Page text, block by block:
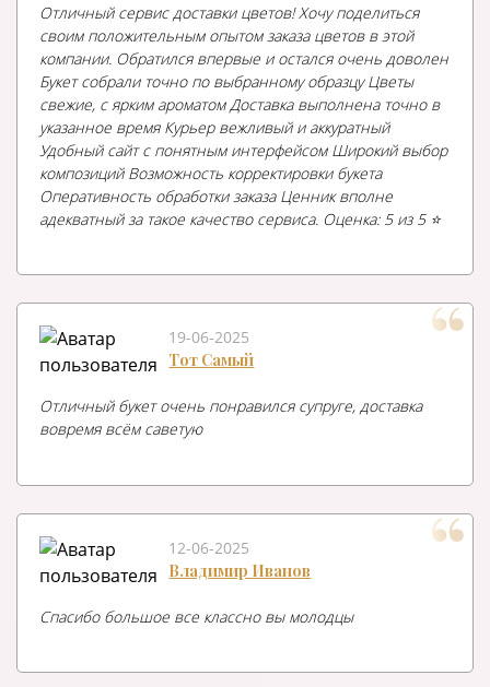
Отличный сервис доставки цветов! Хочу поделиться
своим положительным опытом заказа цветов в этой
компании. Обратился впервые и остался очень доволен
Букет собрали точно по выбранному образцу Цветы
свежие, с ярким ароматом Доставка выполнена точно в
указанное время Курьер вежливый и аккуратный
Удобный сайт с понятным интерфейсом Широкий выбор
композиций Возможность корректировки букета
Оперативность обработки заказа Ценник вполне
адекватный за такое качество сервиса. Оценка: 5 из 5 ⭐️
19-06-2025
Тот Самый
Отличный букет очень понравился супруге, доставка
вовремя всём саветую
12-06-2025
Владимир Иванов
Спасибо большое все классно вы молодцы